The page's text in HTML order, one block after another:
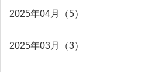
2025年04月（5）
2025年03月（3）